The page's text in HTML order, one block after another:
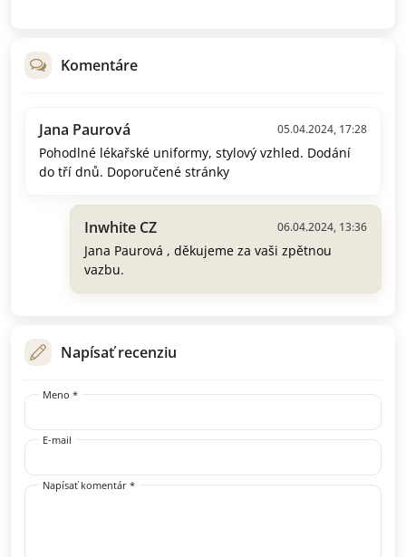
Komentáre
Jana Paurová 05.04.2024, 17:28
Pohodlné lékařské uniformy, stylový vzhled. Dodání
do tří dnů. Doporučené stránky
Inwhite CZ 06.04.2024, 13:36
Jana Paurová , děkujeme za vaši zpětnou
vazbu.
Napísať recenziu
Meno *
E-mail
Napísať komentár *